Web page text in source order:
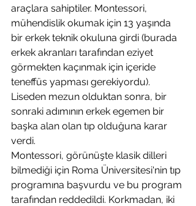
araçlara sahiptiler. Montessori,
mühendislik okumak için 13 yaşında
bir erkek teknik okuluna girdi (burada
erkek akranları tarafından eziyet
görmekten kaçınmak için içeride
teneffüs yapması gerekiyordu).
Liseden mezun olduktan sonra, bir
sonraki adımının erkek egemen bir
başka alan olan tıp olduğuna karar
verdi.
Montessori, görünüşte klasik dilleri
bilmediği için Roma Üniversitesi'nin tıp
programına başvurdu ve bu program
tarafından reddedildi. Korkmadan, iki